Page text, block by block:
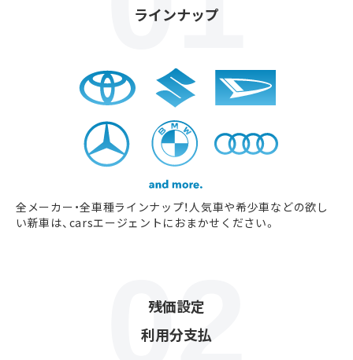
ラインナップ
全メーカー・全車種ラインナップ！人気車や希少車などの欲し
い新車は、carsエージェントにおまかせください。
残価設定
利用分支払